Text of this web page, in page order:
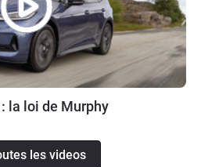
la loi de Murphy
les videos